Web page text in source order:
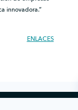
innovadora.”
ENLACES